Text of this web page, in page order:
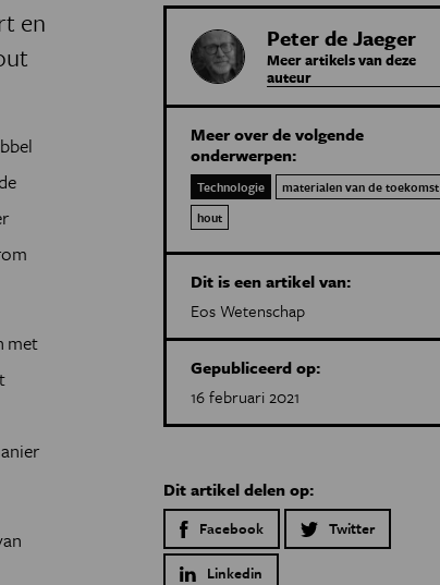
en
met
Peter de Jaeger
Meer artikels van deze
auteur
Meer over de volgende
onderwerpen:
Technologie
materialen van de toekomst
hout
Dit is een artikel van:
Eos Wetenschap
Gepubliceerd op:
16 februari 2021
Dit artikel delen op:
Facebook Twitter
Linkedin